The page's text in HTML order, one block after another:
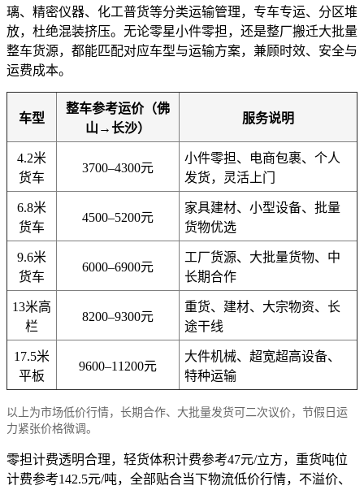
璃、精密仪器、化工普货等分类运输管理，专车专运、分区堆
放，杜绝混装挤压。无论零星小件零担，还是整厂搬迁大批量
整车货源，都能匹配对应车型与运输方案，兼顾时效、安全与
运费成本。
车型
整车参考运价（佛
山→长沙）
服务说明
4.2米
货车
3700–4300元
小件零担、电商包裹、个人
发货，灵活上门
6.8米
货车
4500–5200元
家具建材、小型设备、批量
货物优选
9.6米
货车
6000–6900元
工厂货源、大批量货物、中
长期合作
13米高
栏
8200–9300元
重货、建材、大宗物资、长
途干线
17.5米
平板
9600–11200元
大件机械、超宽超高设备、
特种运输
以上为市场低价行情，长期合作、大批量发货可二次议价，节假日运
力紧张价格微调。
零担计费透明合理，轻货体积计费参考47元/立方，重货吨位
计费参考142.5元/吨，全部贴合当下物流低价行情，不溢价、